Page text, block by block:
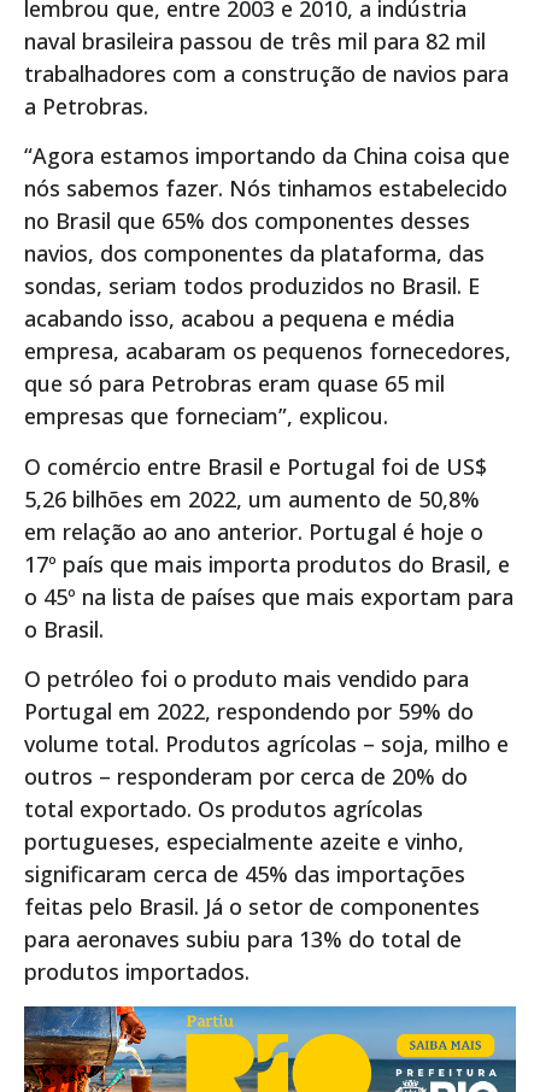
lembrou que, entre 2003 e 2010, a indústria
naval brasileira passou de três mil para 82 mil
trabalhadores com a construção de navios para
a Petrobras.
“Agora estamos importando da China coisa que
nós sabemos fazer. Nós tinhamos estabelecido
no Brasil que 65% dos componentes desses
navios, dos componentes da plataforma, das
sondas, seriam todos produzidos no Brasil. E
acabando isso, acabou a pequena e média
empresa, acabaram os pequenos fornecedores,
que só para Petrobras eram quase 65 mil
empresas que forneciam”, explicou.
O comércio entre Brasil e Portugal foi de US$
5,26 bilhões em 2022, um aumento de 50,8%
em relação ao ano anterior. Portugal é hoje o
17º país que mais importa produtos do Brasil, e
o 45º na lista de países que mais exportam para
o Brasil.
O petróleo foi o produto mais vendido para
Portugal em 2022, respondendo por 59% do
volume total. Produtos agrícolas – soja, milho e
outros – responderam por cerca de 20% do
total exportado. Os produtos agrícolas
portugueses, especialmente azeite e vinho,
significaram cerca de 45% das importações
feitas pelo Brasil. Já o setor de componentes
para aeronaves subiu para 13% do total de
produtos importados.